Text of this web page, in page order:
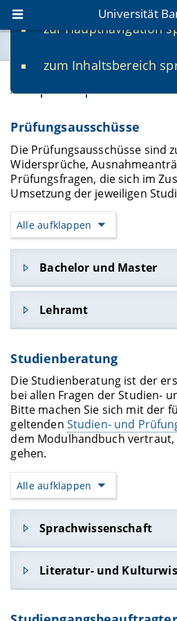
zur Hauptnavigation
zum Inhaltsbereich
Universität
www.uni-
fis.uni-
Ansprechpersonen
Prüfungsausschüsse
Die Prüfungsausschüsse sind
Widersprüche,
Prüfungsfragen, die sich im
Umsetzung der jeweiligen
Alle aufklappen
Bachelor und Master
Prof. Dr. Dina De Rentiis
Raum U5/01.01
An der Universität 5
Tel.: +49 951 863 - 2143
Email:romlit1(at)uni-
Lehramt
Raum MG2/03.07
Markusstr. 8a
96047 Bamberg
Email:pa.lehramt(at)uni-
Studienberatung
Die Studienberatung ist der
bei allen Fragen der Studien-
Bitte machen Sie sich mit der
geltenden Studien- und
dem Modulhandbuch vertraut,
gehen.
Alle aufklappen
Sprachwissenschaft
Dr. Katrin Betz
Raum U5/01.09
An der Universität 5
Literatur- und